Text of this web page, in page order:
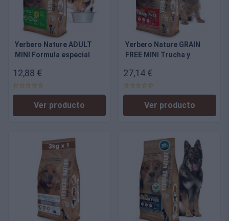
Yerbero Nature ADULT
MINI Formula especial
12,88 €
Ver producto
Yerbero Nature GRAIN
FREE MINI Trucha y
cereales para perros de
razas mini
27,14 €
Ver producto